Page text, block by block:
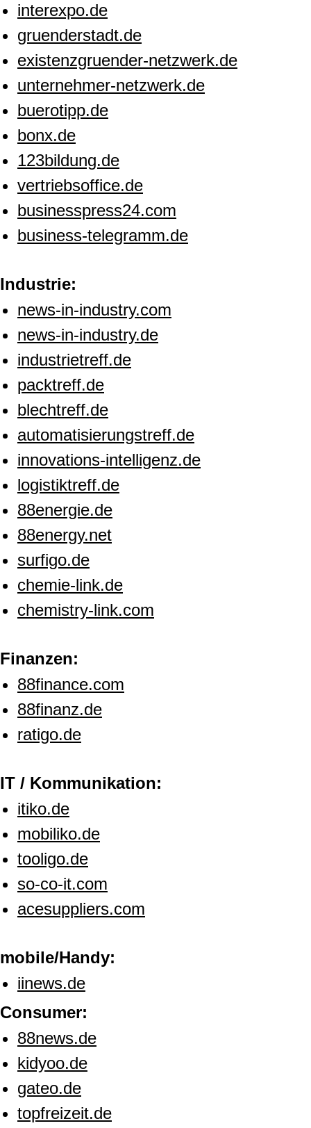
interexpo.de
gruenderstadt.de
existenzgruender-netzwerk.de
unternehmer-netzwerk.de
buerotipp.de
bonx.de
123bildung.de
vertriebsoffice.de
businesspress24.com
business-telegramm.de
Industrie:
news-in-industry.com
news-in-industry.de
industrietreff.de
packtreff.de
blechtreff.de
automatisierungstreff.de
innovations-intelligenz.de
logistiktreff.de
88energie.de
88energy.net
surfigo.de
chemie-link.de
chemistry-link.com
Finanzen:
88finance.com
88finanz.de
ratigo.de
IT / Kommunikation:
itiko.de
mobiliko.de
tooligo.de
so-co-it.com
acesuppliers.com
mobile/Handy:
iinews.de
Consumer:
88news.de
kidyoo.de
gateo.de
topfreizeit.de